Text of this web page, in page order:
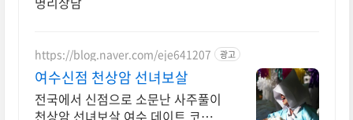
https://blog.naver.com/eje641207 광고
여수신점 천상암 선녀보살
전국에서 신점으로 소문난 사주풀이